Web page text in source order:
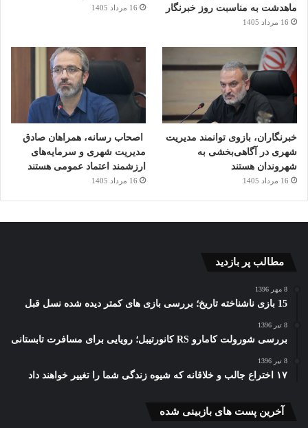
ماهدشت به مناسبت روز خبرنگار
16 مرداد 1405
16 مرداد 1405
خبرنگاران، بازوی توانمند مدیریت
شهری در آگاهی‌بخشی به
شهروندان هستند
16 مرداد 1405
اصحاب رسانه، همراهان صادق
مدیریت شهری و سرمایه‌های
ارزشمند اعتماد عمومی هستند
16 مرداد 1405
مطالب پر بازدید
8 مهر 1396
15 بازی ناشناخته تاریخ؛ بررسی بازی های کمتر دیده شده نسل قبل
8 تیر 1396
بررسی شورولت کامارو RS کانورتیبل؛ رویایی برای مسافرت تابستانی
8 تیر 1396
۱۷ اختراع جالب و خلاقانه که شیوه زندگی شما را تغییر خواهند داد
آخرین پست های بازبینی شده